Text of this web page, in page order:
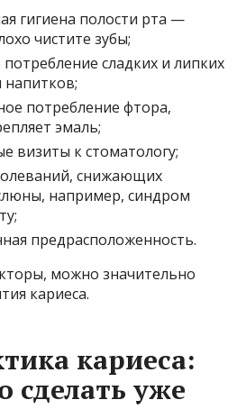
гигиена полости рта —
чистите зубы;
сладких и липких
напитков;
потребление фтора,
эмаль;
визиты к стоматологу;
снижающих
например, синдром
предрасположенность.
можно значительно
кариеса.
кариеса:
сделать уже